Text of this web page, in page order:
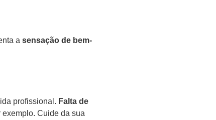
a sensação de bem-
profissional. Falta de
Cuide da sua